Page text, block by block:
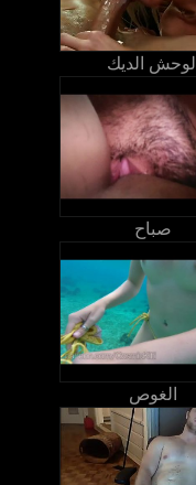
الوحش الديك
صباح
الغوص